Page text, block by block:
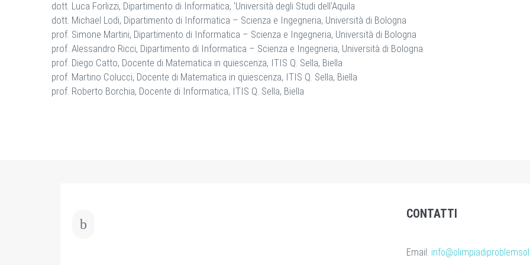
dott. Luca Forlizzi, Dipartimento di Informatica, 'Università degli Studi dell'Aquila
dott. Michael Lodi, Dipartimento di Informatica – Scienza e Ingegneria, Università di Bologna
prof. Simone Martini, Dipartimento di Informatica – Scienza e Ingegneria, Università di Bologna
prof. Alessandro Ricci, Dipartimento di Informatica – Scienza e Ingegneria, Università di Bologna
prof. Diego Catto, Docente di Matematica in quiescenza, ITIS Q. Sella, Biella
prof. Martino Colucci, Docente di Matematica in quiescenza, ITIS Q. Sella, Biella
prof. Roberto Borchia, Docente di Informatica, ITIS Q. Sella, Biella
CONTATTI
Email: